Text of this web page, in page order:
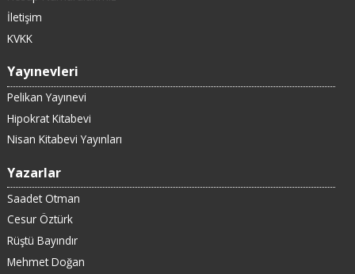
İletişim
KVKK
Yayınevleri
Pelikan Yayınevi
Hipokrat Kitabevi
Nisan Kitabevi Yayınları
Yazarlar
Saadet Otman
Cesur Öztürk
Rüştü Bayındır
Mehmet Doğan